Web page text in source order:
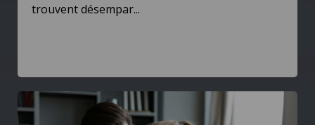
trouvent désempar...